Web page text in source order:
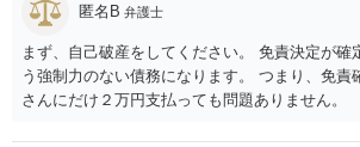
匿名B 弁護士
まず、自己破産をしてください。 免責決定が確
う強制力のない債務になります。 つまり、免責
さんにだけ２万円支払っても問題ありません。